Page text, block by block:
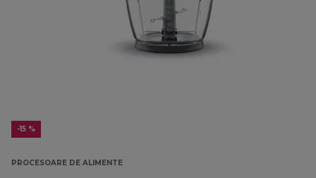
-15 %
PROCESOARE DE ALIMENTE